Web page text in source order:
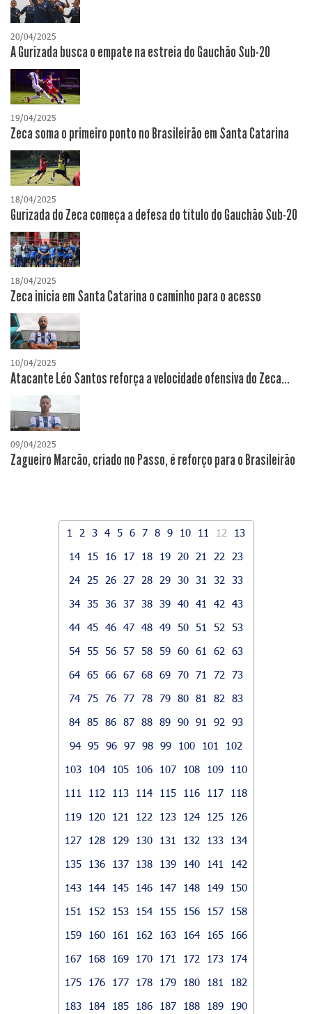
20/04/2025
A Gurizada busca o empate na estreia do Gauchão Sub-20
19/04/2025
Zeca soma o primeiro ponto no Brasileirão em Santa Catarina
18/04/2025
Gurizada do Zeca começa a defesa do título do Gauchão Sub-20
18/04/2025
Zeca inicia em Santa Catarina o caminho para o acesso
10/04/2025
Atacante Léo Santos reforça a velocidade ofensiva do Zeca...
09/04/2025
Zagueiro Marcão, criado no Passo, é reforço para o Brasileirão
1 2 3 4 5 6 7 8 9 10 11 12
13
14
15 16 17 18 19 20 21 22
23
24
25 26 27 28 29 30 31 32
33
34 35 36 37 38 39 40 41 42
43
44 45 46 47 48 49 50 51 52
53
54 55 56 57 58 59 60 61 62
63
64 65 66 67 68 69 70 71 72
73
74 75 76 77 78 79 80 81 82
83
84 85 86 87 88 89 90 91 92
93
94 95 96 97 98 99 100 101
102
103
104 105 106 107 108 109
110
111
112 113 114 115 116 117
118
119
120 121 122 123 124 125
126
127
128 129 130 131 132 133
134
135
136 137 138 139 140 141
142
143
144 145 146 147 148 149
150
151
152 153 154 155 156 157
158
159
160 161 162 163 164 165
166
167
168 169 170 171 172 173
174
175
176 177 178 179 180 181
182
183
184 185 186 187 188 189
190